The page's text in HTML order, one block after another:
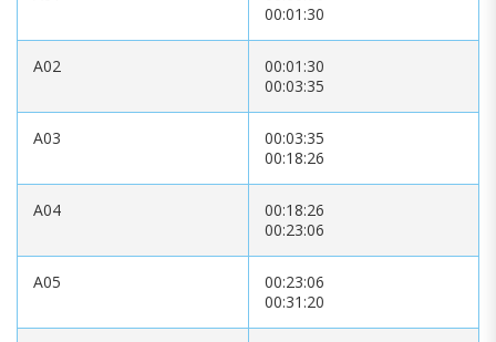
00:01:30
A02
00:01:30
00:03:35
A03
00:03:35
00:18:26
A04
00:18:26
00:23:06
A05
00:23:06
00:31:20